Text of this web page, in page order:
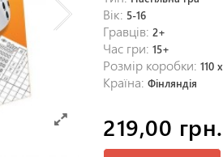
Вік: 5-16
Гравців:2+
Час гри:15+
Розмір коробки:110
Країна:Фінляндія
219,00 грн.